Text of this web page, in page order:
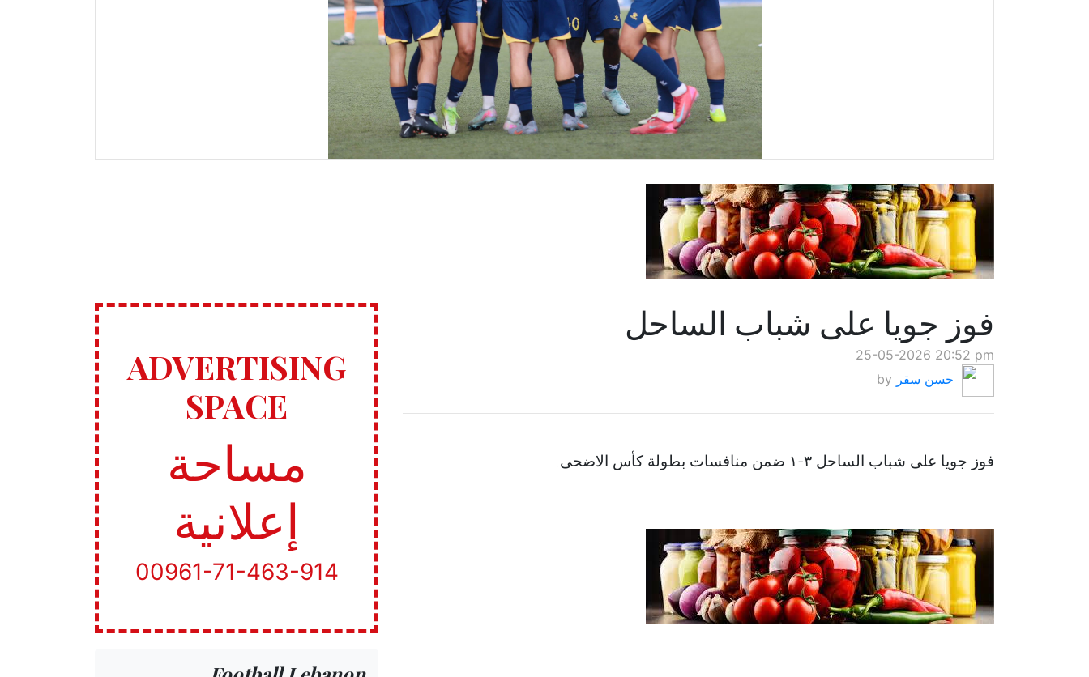
فوز جويا على شباب الساحل
25-05-2026 20:52 pm
by حسن سقر
فوز جويا على شباب الساحل ٣-١ ضمن منافسات بطولة كأس الاضحى.
ADVERTISING
SPACE
مساحة
إعلانية
00961-71-463-914